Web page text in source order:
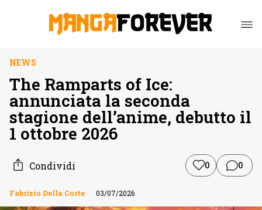
NEWS
The Ramparts of Ice:
annunciata la seconda
stagione dell’anime, debutto il
1 ottobre 2026
Condividi 0 0
Fabrizio Della Corte 03/07/2026